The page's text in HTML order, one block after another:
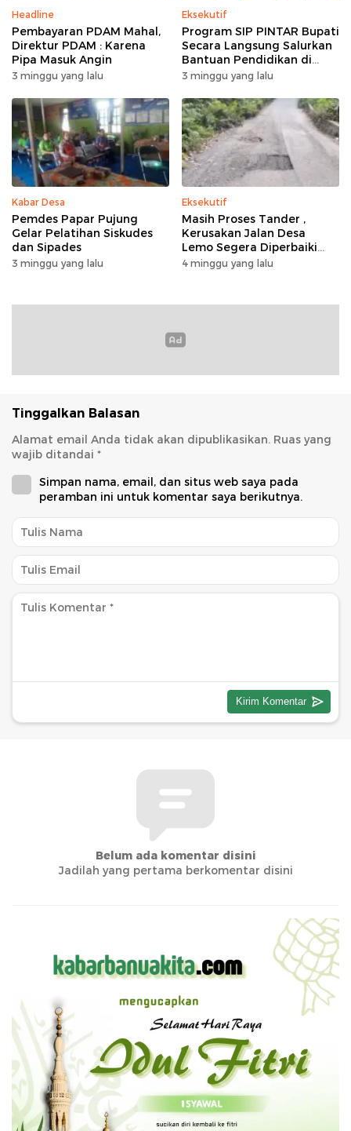
Headline
Pembayaran PDAM Mahal,
Direktur PDAM : Karena
Pipa Masuk Angin
3 minggu yang lalu
Eksekutif
Program SIP PINTAR Bupati
Secara Langsung Salurkan
Bantuan Pendidikan di
Desa Mampuak ll
3 minggu yang lalu
Kabar Desa
Pemdes Papar Pujung
Gelar Pelatihan Siskudes
dan Sipades
3 minggu yang lalu
Eksekutif
Masih Proses Tander ,
Kerusakan Jalan Desa
Lemo Segera Diperbaiki
Tahun Ini
4 minggu yang lalu
Tinggalkan Balasan
Alamat email Anda tidak akan dipublikasikan. Ruas yang
wajib ditandai *
Simpan nama, email, dan situs web saya pada
peramban ini untuk komentar saya berikutnya.
Belum ada komentar disini
Jadilah yang pertama berkomentar disini